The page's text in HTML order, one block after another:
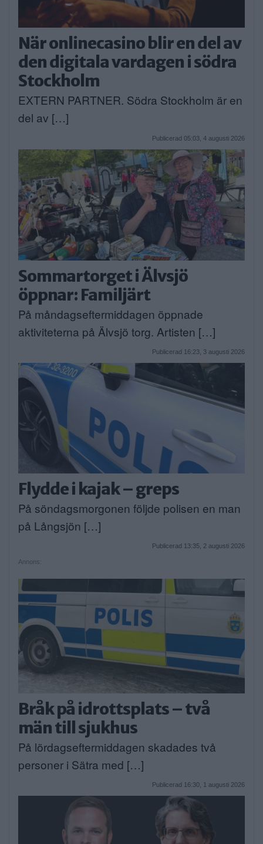
När onlinecasino blir en del av
den digitala vardagen i södra
Stockholm
EXTERN PARTNER. Södra Stockholm är en
del av […]
Publicerad 05:03, 4 augusti 2026
Sommartorget i Älvsjö
öppnar: Familjärt
På måndagseftermiddagen öppnade
aktiviteterna på Älvsjö torg. Artisten […]
Publicerad 16:23, 3 augusti 2026
Flydde i kajak – greps
På söndagsmorgonen följde polisen en man
på Långsjön […]
Publicerad 13:35, 2 augusti 2026
Annons:
Bråk på idrottsplats – två
män till sjukhus
På lördagseftermiddagen skadades två
personer i Sätra med […]
Publicerad 16:30, 1 augusti 2026